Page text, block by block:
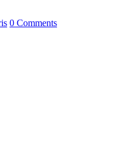
0 Comments